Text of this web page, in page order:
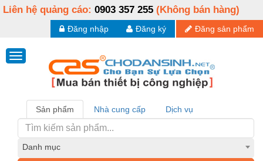
Liên hệ quảng cáo: 0903 357 255 (Không bán hàng)
Đăng sản phẩm
Đăng ký
Đăng nhập
Sản phẩm Nhà cung cấp Dịch vụ
Danh mục